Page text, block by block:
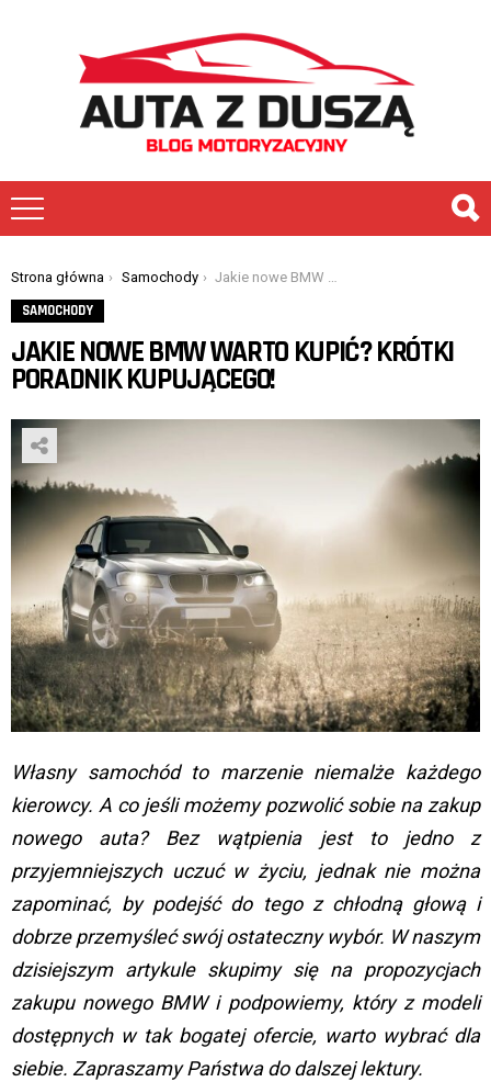
You are here:
Strona główna Samochody Jakie nowe BMW warto kupić? Krótki poradnik kupującego!
SAMOCHODY
JAKIE NOWE BMW WARTO KUPIĆ? KRÓTKI
PORADNIK KUPUJĄCEGO!
Własny samochód to marzenie niemalże każdego
kierowcy. A co jeśli możemy pozwolić sobie na zakup
nowego auta? Bez wątpienia jest to jedno z
przyjemniejszych uczuć w życiu, jednak nie można
zapominać, by podejść do tego z chłodną głową i
dobrze przemyśleć swój ostateczny wybór. W naszym
dzisiejszym artykule skupimy się na propozycjach
zakupu nowego BMW i podpowiemy, który z modeli
dostępnych w tak bogatej ofercie, warto wybrać dla
siebie. Zapraszamy Państwa do dalszej lektury.